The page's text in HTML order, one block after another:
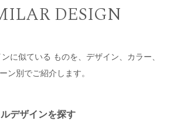
DESIGN
ンに似ている ものを、デザイン、カラー、
ン別でご紹介します。
デザインを探す